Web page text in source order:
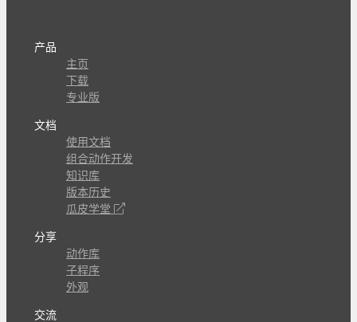
产品
主页
下载
专业版
文档
使用文档
组合动作开发
知识库
版本历史
瓜皮学堂
分享
动作库
子程序
外观
交流